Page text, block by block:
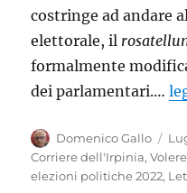
costringe ad andare
elettorale, il
formalmente
dei parlamentari.…
Autore
Domenico Gallo
il
Corriere dell'Irpinia,
elezioni politiche 2022,